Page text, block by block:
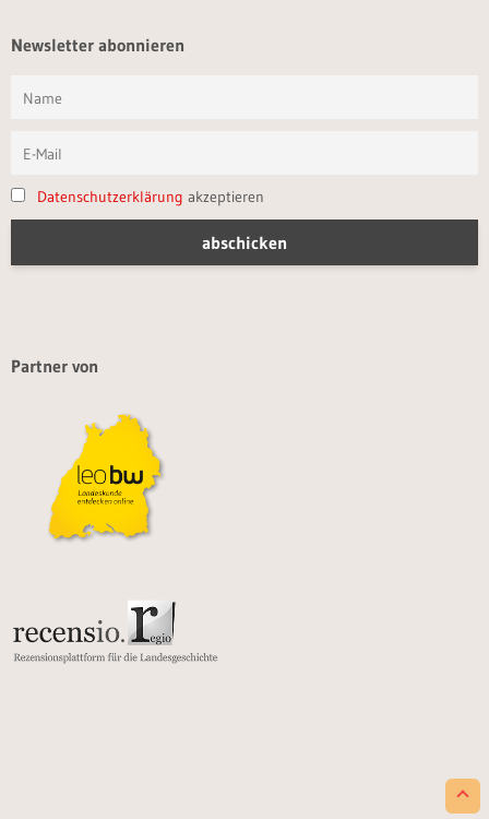
Newsletter abonnieren
Datenschutzerklärung akzeptieren
Partner von